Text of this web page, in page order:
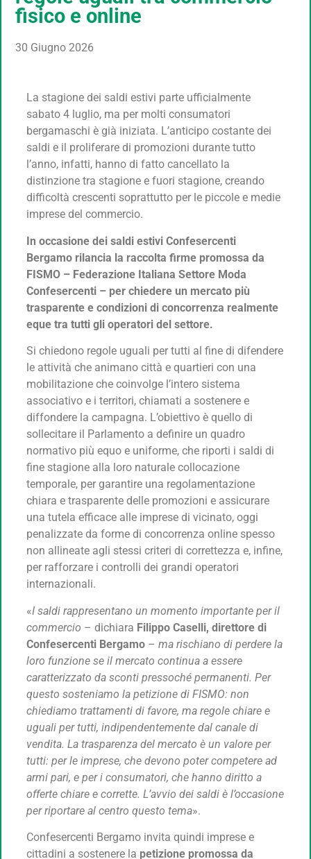
fisico e online
30 Giugno 2026
La stagione dei saldi estivi parte ufficialmente
sabato 4 luglio, ma per molti consumatori
bergamaschi è già iniziata. L’anticipo costante dei
saldi e il proliferare di promozioni durante tutto
l’anno, infatti, hanno di fatto cancellato la
distinzione tra stagione e fuori stagione, creando
difficoltà crescenti soprattutto per le piccole e medie
imprese del commercio.
In occasione dei saldi estivi Confesercenti
Bergamo rilancia la raccolta firme promossa da
FISMO – Federazione Italiana Settore Moda
Confesercenti – per chiedere un mercato più
trasparente e condizioni di concorrenza realmente
eque tra tutti gli operatori del settore.
Si chiedono regole uguali per tutti al fine di difendere
le attività che animano città e quartieri con una
mobilitazione che coinvolge l’intero sistema
associativo e i territori, chiamati a sostenere e
diffondere la campagna. L’obiettivo è quello di
sollecitare il Parlamento a definire un quadro
normativo più equo e uniforme, che riporti i saldi di
fine stagione alla loro naturale collocazione
temporale, per garantire una regolamentazione
chiara e trasparente delle promozioni e assicurare
una tutela efficace alle imprese di vicinato, oggi
penalizzate da forme di concorrenza online spesso
non allineate agli stessi criteri di correttezza e, infine,
per rafforzare i controlli dei grandi operatori
internazionali.
«I saldi rappresentano un momento importante per il
commercio – dichiara Filippo Caselli, direttore di
Confesercenti Bergamo – ma rischiano di perdere la
loro funzione se il mercato continua a essere
caratterizzato da sconti pressoché permanenti. Per
questo sosteniamo la petizione di FISMO: non
chiediamo trattamenti di favore, ma regole chiare e
uguali per tutti, indipendentemente dal canale di
vendita. La trasparenza del mercato è un valore per
tutti: per le imprese, che devono poter competere ad
armi pari, e per i consumatori, che hanno diritto a
offerte chiare e corrette. L’avvio dei saldi è l’occasione
per riportare al centro questo tema».
Confesercenti Bergamo invita quindi imprese e
cittadini a sostenere la petizione promossa da